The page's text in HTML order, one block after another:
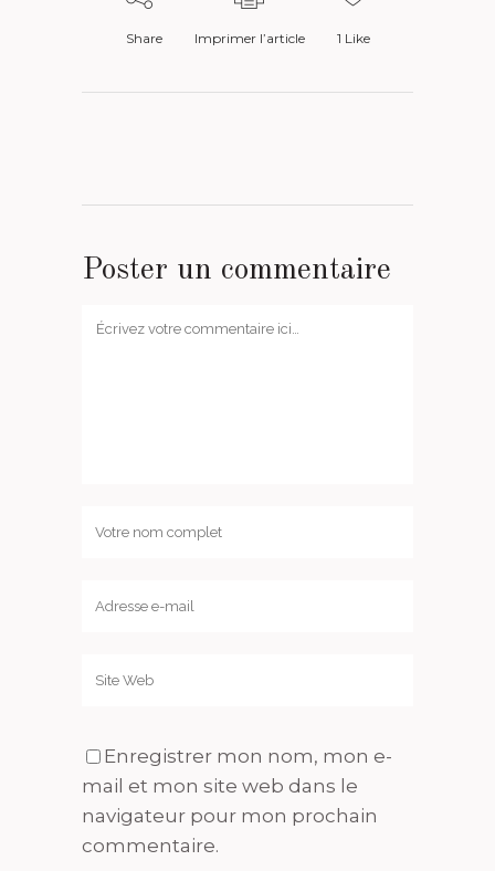
Share Imprimer l’article 1 Like
Poster un commentaire
Enregistrer mon nom, mon e-
mail et mon site web dans le
navigateur pour mon prochain
commentaire.